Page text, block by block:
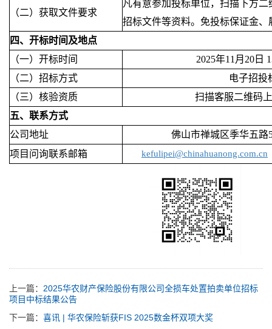
（二）获取文件要求
凡有意参加投标单位，扫描下方
招标文件等资料。免投标保证金、
四、开标时间及地点
（一）开标时间
2025年11月20日
（二）招标方式
电子招投
（三）核验资质
扫描客服二维码
五、联系方式
公司地址
佛山市禅城区季华五路
项目问询联系邮箱
kefulipei@chinahuanong.com.cn
上一篇： 2025华农财产保险股份有限公司全损车处置拍卖单位招标
项目中标结果公告
下一篇： 喜讯 | 华农保险斩获FIS 2025数金杯双项大奖